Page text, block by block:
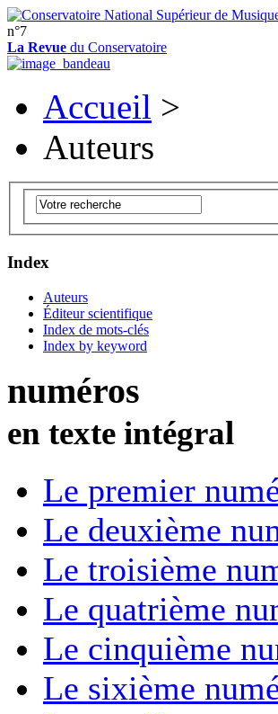
n°7
La Revue du Conservatoire
Accueil >
Auteurs
Index
Auteurs
Éditeur scientifique
Index de mots-clés
Index by keyword
numéros
en texte intégral
Le premier
Le deuxième
Le troisième
Le quatrième
Le cinquième
Le sixième